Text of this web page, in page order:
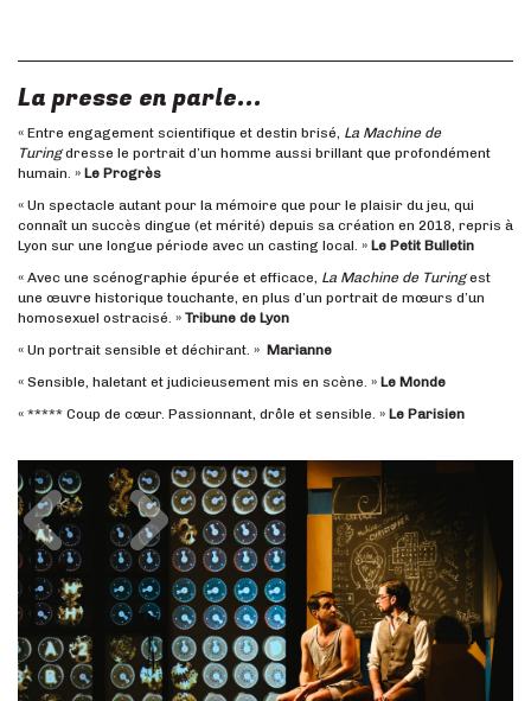
La presse en parle...
« Entre engagement scientifique et destin brisé, La Machine de
Turingdresse le portrait d’un homme aussi brillant que profondément
humain. » Le Progrès
« Un spectacle autant pour la mémoire que pour le plaisir du jeu, qui
connaît un succès dingue (et mérité) depuis sa création en 2018, repris à
Lyon sur une longue période avec un casting local. » Le Petit Bulletin
« Avec une scénographie épurée et efficace, La Machine de Turingest
une œuvre historique touchante, en plus d’un portrait de mœurs d’un
homosexuel ostracisé. » Tribune de Lyon
« Un portrait sensible et déchirant. » Marianne
« Sensible, haletant et judicieusement mis en scène. » Le Monde
« ***** Coup de cœur. Passionnant, drôle et sensible. » Le Parisien
PrécédentSuivant